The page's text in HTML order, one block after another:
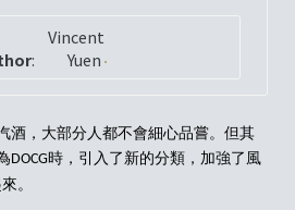
:
Vincent
Yuen
酒，大部分人都不會細心品嘗。但其
DOCG時，引入了新的分類，加強了風
。